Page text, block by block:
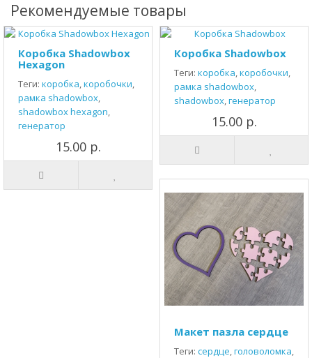
Рекомендуемые товары
Коробка Shadowbox
Hexagon
Теги: коробка,коробочки,
рамка shadowbox,
shadowbox hexagon,
генератор
15.00 р.
Коробка Shadowbox
Теги: коробка,коробочки,
рамка shadowbox,
shadowbox,генератор
15.00 р.
Макет пазла сердце
Теги: сердце,головоломка,